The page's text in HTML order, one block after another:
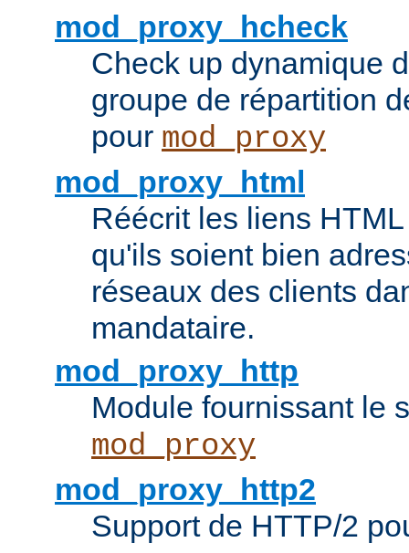
mod_proxy_hcheck
Check up dynamique
groupe de répartition
pour mod_proxy
mod_proxy_html
Réécrit les liens
qu'ils soient bien
réseaux des clients
mandataire.
mod_proxy_http
Module fournissant le
mod_proxy
mod_proxy_http2
Support de HTTP/2